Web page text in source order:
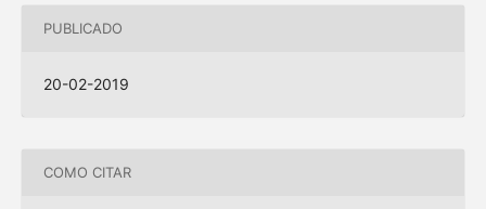
PUBLICADO
20-02-2019
COMO CITAR